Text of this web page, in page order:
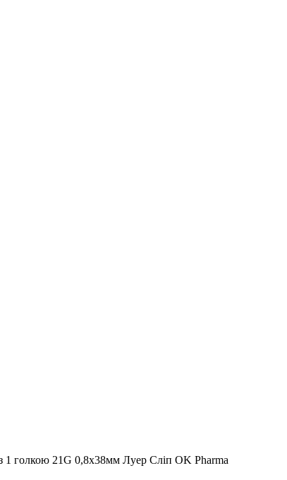
голкою 21G 0,8х38мм Луер Сліп OK Pharma